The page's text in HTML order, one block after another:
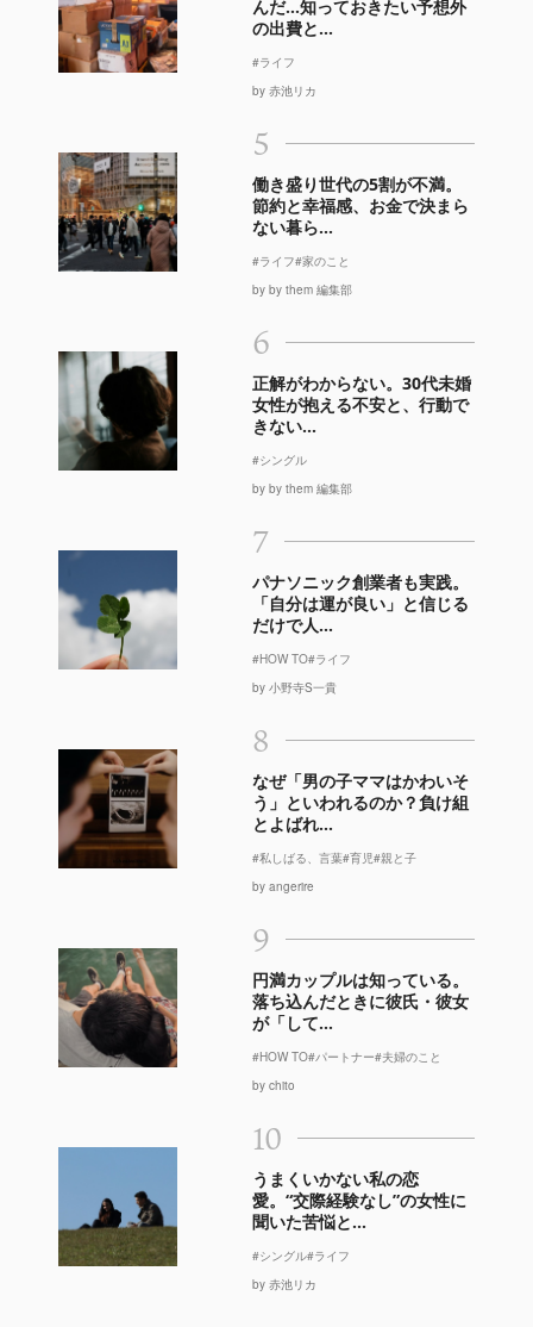
んだ…知っておきたい予想外
の出費と...
#ライフ
by 赤池リカ
5
働き盛り世代の5割が不満。
節約と幸福感、お金で決まら
ない暮ら...
#ライフ#家のこと
by by them 編集部
6
正解がわからない。30代未婚
女性が抱える不安と、行動で
きない...
#シングル
by by them 編集部
7
パナソニック創業者も実践。
「自分は運が良い」と信じる
だけで人...
#HOW TO#ライフ
by 小野寺S一貴
8
なぜ「男の子ママはかわいそ
う」といわれるのか？負け組
とよばれ...
#私しばる、言葉#育児#親と子
by angerire
9
円満カップルは知っている。
落ち込んだときに彼氏・彼女
が「して...
#HOW TO#パートナー#夫婦のこと
by chito
10
うまくいかない私の恋
愛。“交際経験なし”の女性に
聞いた苦悩と...
#シングル#ライフ
by 赤池リカ